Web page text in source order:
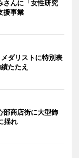
さんに「女性研究
援事業
ダリストに特別表
たたえ
商店街に大型飾
揺れ